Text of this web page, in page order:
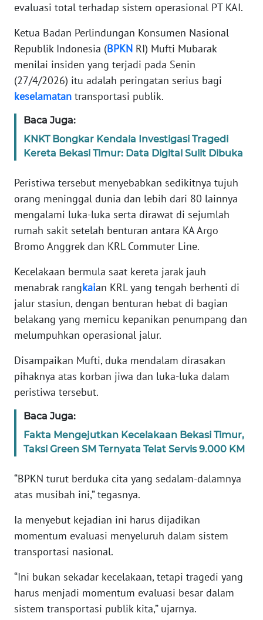
evaluasi total terhadap sistem operasional PT KAI.
Ketua Badan Perlindungan Konsumen Nasional
Republik Indonesia (BPKN RI) Mufti Mubarak
menilai insiden yang terjadi pada Senin
(27/4/2026) itu adalah peringatan serius bagi
keselamatan transportasi publik.
Baca Juga:
KNKT Bongkar Kendala Investigasi Tragedi
Kereta Bekasi Timur: Data Digital Sulit Dibuka
Peristiwa tersebut menyebabkan sedikitnya tujuh
orang meninggal dunia dan lebih dari 80 lainnya
mengalami luka-luka serta dirawat di sejumlah
rumah sakit setelah benturan antara KA Argo
Bromo Anggrek dan KRL Commuter Line.
Kecelakaan bermula saat kereta jarak jauh
menabrak rangkaian KRL yang tengah berhenti di
jalur stasiun, dengan benturan hebat di bagian
belakang yang memicu kepanikan penumpang dan
melumpuhkan operasional jalur.
Disampaikan Mufti, duka mendalam dirasakan
pihaknya atas korban jiwa dan luka-luka dalam
peristiwa tersebut.
Baca Juga:
Fakta Mengejutkan Kecelakaan Bekasi Timur,
Taksi Green SM Ternyata Telat Servis 9.000 KM
“BPKN turut berduka cita yang sedalam-dalamnya
atas musibah ini,” tegasnya.
Ia menyebut kejadian ini harus dijadikan
momentum evaluasi menyeluruh dalam sistem
transportasi nasional.
“Ini bukan sekadar kecelakaan, tetapi tragedi yang
harus menjadi momentum evaluasi besar dalam
sistem transportasi publik kita,” ujarnya.
KONTAK
INFO
IKLAN
TENTANG
PEDOMAN
MEDIA
Wahana
News
Regional
WN
WN
JAKARTA
JABAR
BANTEN
NTT
WN
PAPUA